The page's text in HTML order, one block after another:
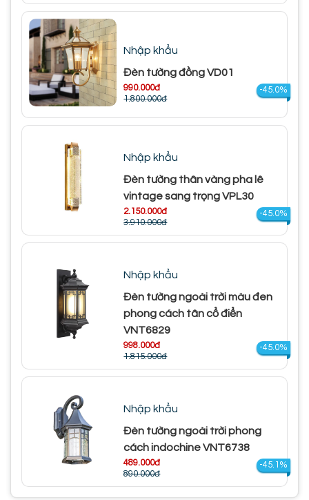
Nhập khẩu
Đèn tường đồng VD01
990.000đ
1.800.000đ
-45.0%
Nhập khẩu
Đèn tường thân vàng pha lê
vintage sang trọng VPL30
2.150.000đ
3.910.000đ
-45.0%
Nhập khẩu
Đèn tường ngoài trời màu đen
phong cách tân cổ điển
VNT6829
998.000đ
1.815.000đ
-45.0%
Nhập khẩu
Đèn tường ngoài trời phong
cách indochine VNT6738
489.000đ
890.000đ
-45.1%